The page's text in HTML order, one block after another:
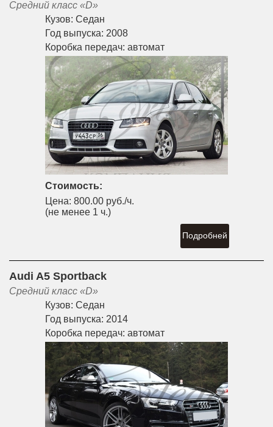
Средний класс «D»
Кузов: Седан
Год выпуска: 2008
Коробка передач: автомат
Стоимость:
Цена: 800.00 руб./ч.
(не менее 1 ч.)
Подробней
Audi A5 Sportback
Средний класс «D»
Кузов: Седан
Год выпуска: 2014
Коробка передач: автомат